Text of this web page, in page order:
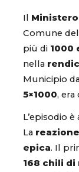
Il
Comune
più di 1000
nella
Municipio
5×1000, era
L’episodio
La
epica. Il
168 chili